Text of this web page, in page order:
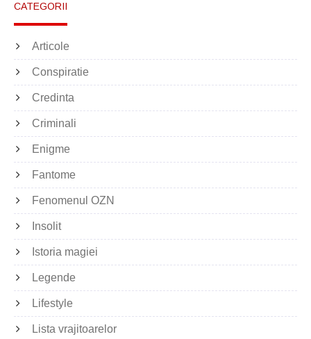
CATEGORII
Articole
Conspiratie
Credinta
Criminali
Enigme
Fantome
Fenomenul OZN
Insolit
Istoria magiei
Legende
Lifestyle
Lista vrajitoarelor